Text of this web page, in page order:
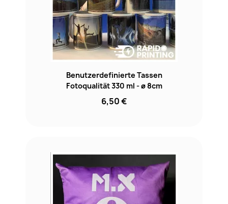
Benutzerdefinierte Tassen
Fotoqualität 330 ml - ø 8cm
6,50 €